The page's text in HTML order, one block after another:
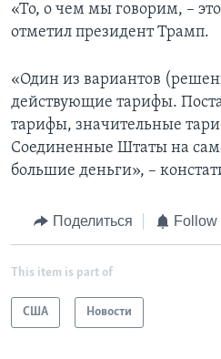
«То, о чем мы говорим, –
отметил президент Трамп.
«Один из вариантов
действующие тарифы.
тарифы, значительные
Соединенные Штаты на
большие деньги», –
Поделиться Follow
This item is part of
США Новости